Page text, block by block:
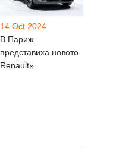
14 Oct 2024
В Париж
представиха новото
Renault»